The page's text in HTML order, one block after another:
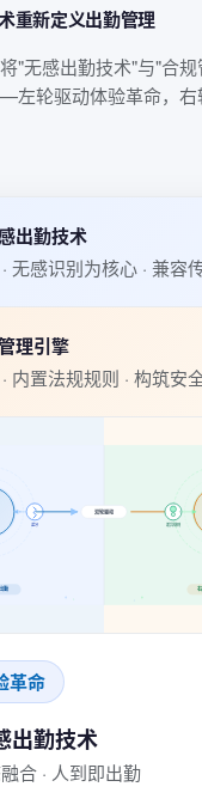
重新定义出勤管理
"无感出勤技术"与"合
左轮驱动体验革命，右
出勤技术
无感识别为核心 · 兼容
理引擎
内置法规规则 · 构筑安
蓝牙
勤
双轮驱动
差异规则
革命
出勤技术
合 · 人到即出勤